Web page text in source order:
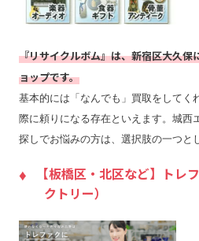
『リサイクルボム』は、新宿区大久保
ョップです。
基本的には「なんでも」買取をしてく
際に頼りになる存在といえます。城西
探しでお悩みの方は、選択肢の一つと
【板橋区・北区など】トレ
クトリー）